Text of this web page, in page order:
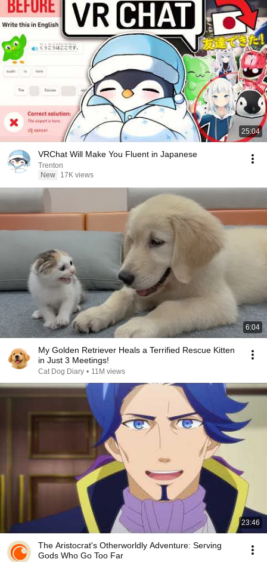
25:04
VRChat Will Make You Fluent in Japanese
Trenton
New
17K views
6:04
My Golden Retriever Heals a Terrified Rescue Kitten
in Just 3 Meetings!
Cat Dog Diary • 11M views
23:46
The Aristocrat's Otherworldly Adventure: Serving
Gods Who Go Too Far